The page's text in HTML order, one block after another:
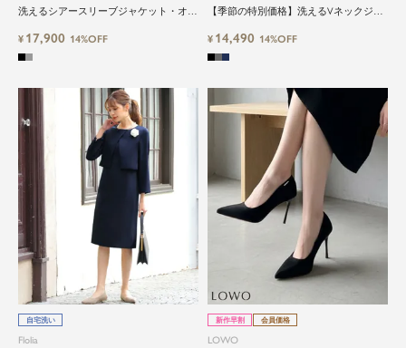
洗えるシアースリーブジャケット・オー
ォーマルセレモニースーツ
¥ 17,900 14%OFF
【季節の特別価格】洗えるVネックジレ
ツのセットアップセレモニースーツ
¥ 14,490 14%OFF
自宅洗い
Flolia
新作早割 会員価格
LOWO